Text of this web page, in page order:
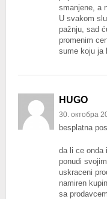
smanjene, a
U svakom
pažnju, sad
promenim
sume koju ja
HUGO
30. октобра
besplatna
da li ce onda
ponudi
uskraceni
namiren
sa